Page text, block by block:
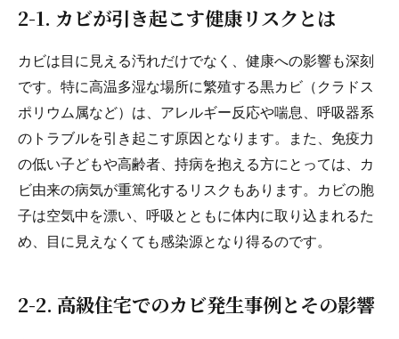
2-1. カビが引き起こす健康リスクとは
カビは目に見える汚れだけでなく、健康への影響も深刻
です。特に高温多湿な場所に繁殖する黒カビ（クラドス
ポリウム属など）は、アレルギー反応や喘息、呼吸器系
のトラブルを引き起こす原因となります。また、免疫力
の低い子どもや高齢者、持病を抱える方にとっては、カ
ビ由来の病気が重篤化するリスクもあります。カビの胞
子は空気中を漂い、呼吸とともに体内に取り込まれるた
め、目に見えなくても感染源となり得るのです。
2-2. 高級住宅でのカビ発生事例とその影響